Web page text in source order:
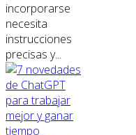
incorporarse
necesita
instrucciones
precisas y...